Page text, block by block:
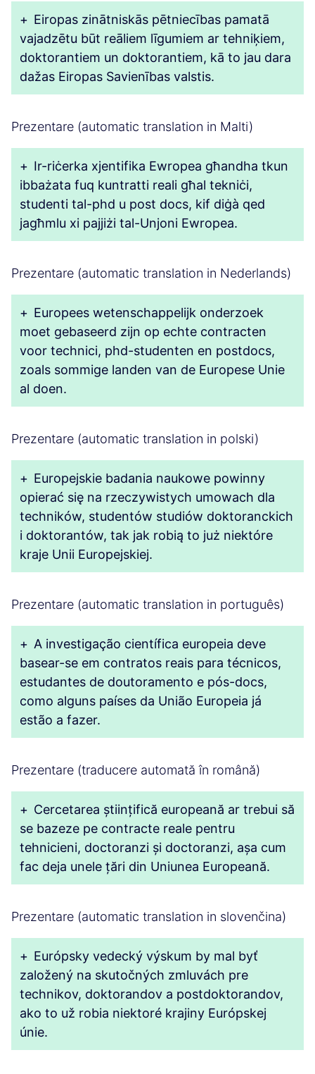
+ Eiropas zinātniskās pētniecības pamatā
vajadzētu būt reāliem līgumiem ar tehniķiem,
doktorantiem un doktorantiem, kā to jau dara
dažas Eiropas Savienības valstis.
Prezentare (automatic translation in Malti)
+ Ir-riċerka xjentifika Ewropea għandha tkun
ibbażata fuq kuntratti reali għal tekniċi,
studenti tal-phd u post docs, kif diġà qed
jagħmlu xi pajjiżi tal-Unjoni Ewropea.
Prezentare (automatic translation in Nederlands)
+ Europees wetenschappelijk onderzoek
moet gebaseerd zijn op echte contracten
voor technici, phd-studenten en postdocs,
zoals sommige landen van de Europese Unie
al doen.
Prezentare (automatic translation in polski)
+ Europejskie badania naukowe powinny
opierać się na rzeczywistych umowach dla
techników, studentów studiów doktoranckich
i doktorantów, tak jak robią to już niektóre
kraje Unii Europejskiej.
Prezentare (automatic translation in português)
+ A investigação científica europeia deve
basear-se em contratos reais para técnicos,
estudantes de doutoramento e pós-docs,
como alguns países da União Europeia já
estão a fazer.
Prezentare (traducere automată în română)
+ Cercetarea științifică europeană ar trebui să
se bazeze pe contracte reale pentru
tehnicieni, doctoranzi și doctoranzi, așa cum
fac deja unele țări din Uniunea Europeană.
Prezentare (automatic translation in slovenčina)
+ Európsky vedecký výskum by mal byť
založený na skutočných zmluvách pre
technikov, doktorandov a postdoktorandov,
ako to už robia niektoré krajiny Európskej
únie.